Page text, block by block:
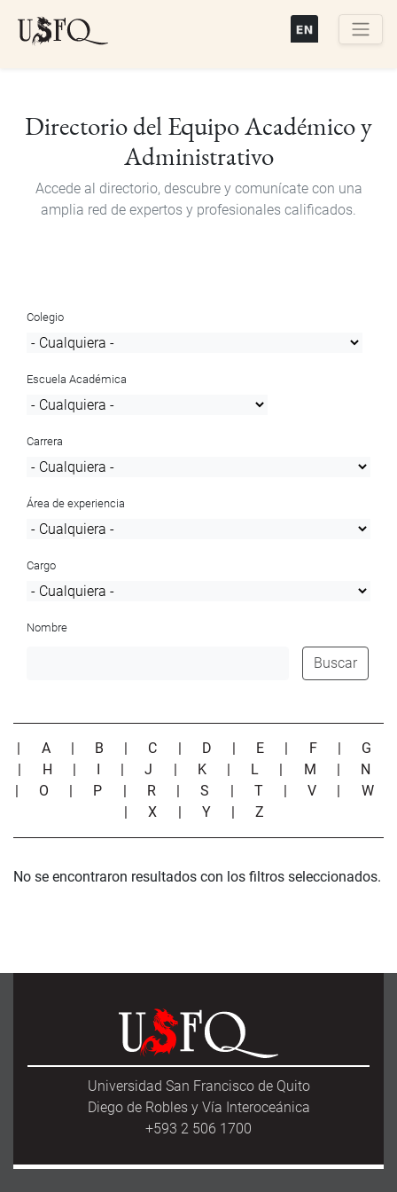
Directorio del Equipo Académico y
Administrativo
Accede al directorio, descubre y comunícate con una
amplia red de expertos y profesionales calificados.
Colegio
Escuela Académica
Carrera
Área de experiencia
Cargo
Nombre
Buscar
| A | B | C | D | E | F | G
| H | I |J | K | L | M | N
| O | P | R |S | T |V | W
|X | Y |Z
No se encontraron resultados con los filtros seleccionados.
Universidad San Francisco de Quito
Diego de Robles y Vía Interoceánica
+593 2 506 1700